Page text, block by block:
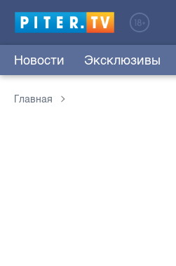
Новости Эксклюзивы
Главная